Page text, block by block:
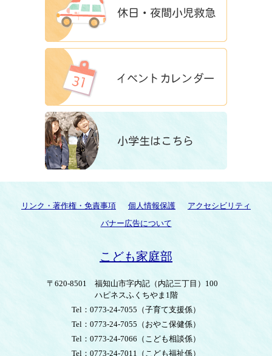
リンク・著作権・免責事項 個人情報保護
アクセシビリティ
バナー広告について
こども家庭部
〒620-8501 福知山市字内記（内記三丁目）100
ハピネスふくちやま1階
Tel：0773-24-7055 （子育て支援係）
Tel：0773-24-7055 （おやこ保健係）
Tel：0773-24-7066 （こども相談係）
Tel：0773-24-7011 （こども福祉係）